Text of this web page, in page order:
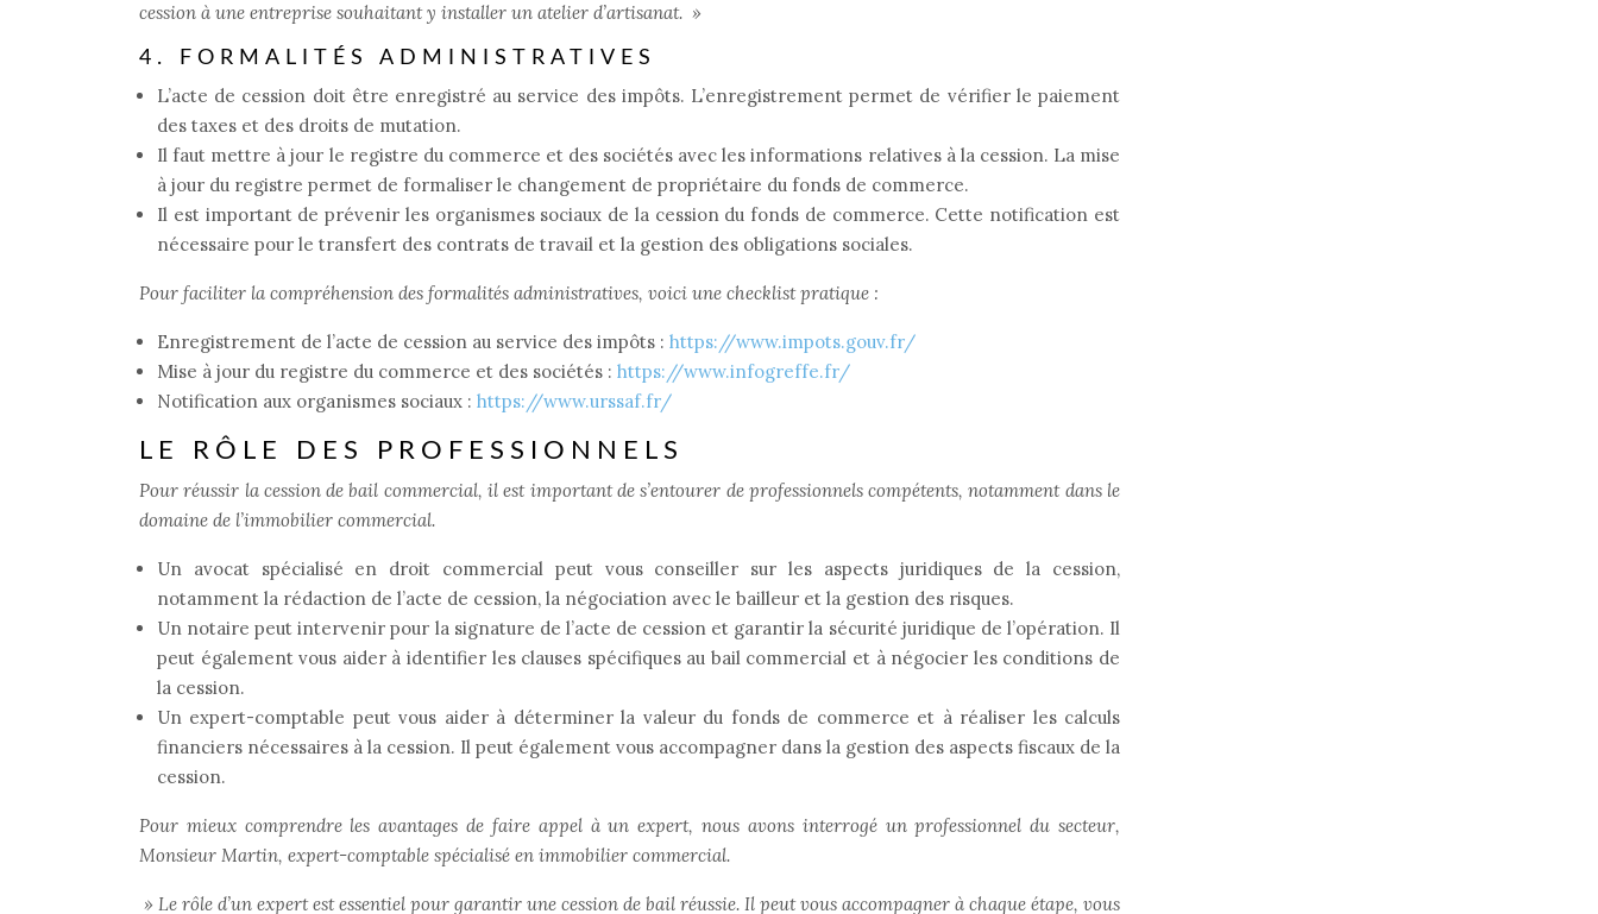
cession à une entreprise souhaitant y installer un atelier d’artisanat. »
4. FORMALITÉS ADMINISTRATIVES
L’acte de cession doit être enregistré au service des impôts. L’enregistrement permet de vérifier le paiement
des taxes et des droits de mutation.
Il faut mettre à jour le registre du commerce et des sociétés avec les informations relatives à la cession. La mise
à jour du registre permet de formaliser le changement de propriétaire du fonds de commerce.
Il est important de prévenir les organismes sociaux de la cession du fonds de commerce. Cette notification est
nécessaire pour le transfert des contrats de travail et la gestion des obligations sociales.
Pour faciliter la compréhension des formalités administratives, voici une checklist pratique :
Enregistrement de l’acte de cession au service des impôts : https://www.impots.gouv.fr/
Mise à jour du registre du commerce et des sociétés : https://www.infogreffe.fr/
Notification aux organismes sociaux : https://www.urssaf.fr/
LE RÔLE DES PROFESSIONNELS
Pour réussir la cession de bail commercial, il est important de s’entourer de professionnels compétents, notamment dans le
domaine de l’immobilier commercial.
Un avocat spécialisé en droit commercial peut vous conseiller sur les aspects juridiques de la cession,
notamment la rédaction de l’acte de cession, la négociation avec le bailleur et la gestion des risques.
Un notaire peut intervenir pour la signature de l’acte de cession et garantir la sécurité juridique de l’opération. Il
peut également vous aider à identifier les clauses spécifiques au bail commercial et à négocier les conditions de
la cession.
Un expert-comptable peut vous aider à déterminer la valeur du fonds de commerce et à réaliser les calculs
financiers nécessaires à la cession. Il peut également vous accompagner dans la gestion des aspects fiscaux de la
cession.
Pour mieux comprendre les avantages de faire appel à un expert, nous avons interrogé un professionnel du secteur,
Monsieur Martin, expert-comptable spécialisé en immobilier commercial.
» Le rôle d’un expert est essentiel pour garantir une cession de bail réussie. Il peut vous accompagner à chaque étape, vous